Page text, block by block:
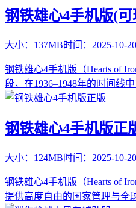
钢铁雄心4手机版(可
大小： 137MB时间： 2025-10-20
钢铁雄心4手机版（Hearts of
段，在1936–1948年的时间线
钢铁雄心4手机版正
大小： 124MB时间： 2025-10-20
钢铁雄心4手机版（Hearts of
提供高度自由的国家管理与全